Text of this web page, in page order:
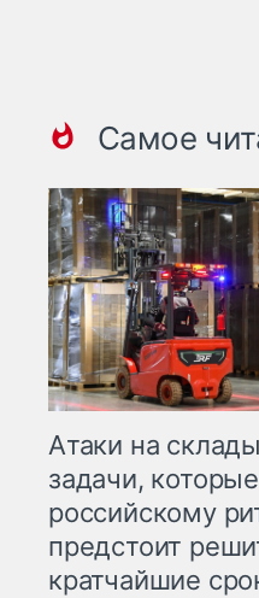
Самое
Атаки на
задачи, которые
российскому
предстоит
кратчайшие